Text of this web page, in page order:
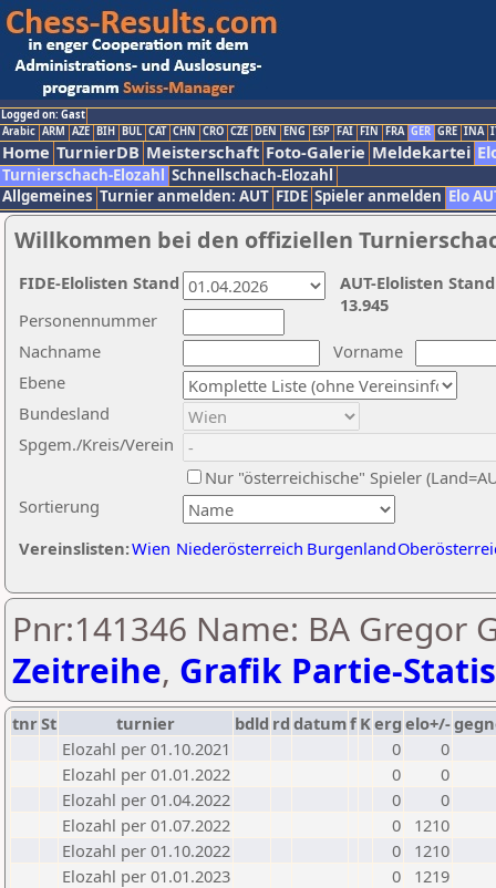
Logged on: Gast
Arabic ARM AZE BIH BUL CAT CHN CRO CZE DEN ENG ESP FAI FIN FRA GER GRE INA
Home TurnierDB Meisterschaft Foto-Galerie Meldekartei
Turnierschach-Elozahl Schnellschach-Elozahl
Allgemeines Turnier anmelden: AUT FIDE Spieler anmelden Elo
Willkommen bei den offiziellen
Nachname
Vorname
Ebene
Sortierung
Personennummer
Bundesland
Spgem./Kreis/Verein
Nur "österreichische" Spieler
Vereinslisten:Wien Niederösterreich Burgenland
AUT-Elolisten
13.945
FIDE-Elolisten Stand
Pnr:141346 Name: BA Gregor
Zeitreihe, Grafik Partie-
tnrSt turnier bdld rd datumf Kerg elo+/-
Elozahl per 01.10.2021
0
0
Elozahl per 01.01.2022
0
0
Elozahl per 01.04.2022
0
0
Elozahl per 01.07.2022
0
1210
Elozahl per 01.10.2022
0
1210
Elozahl per 01.01.2023
0
1219